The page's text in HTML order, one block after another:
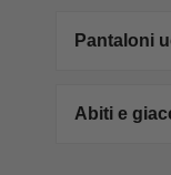
Pantaloni
Abiti e